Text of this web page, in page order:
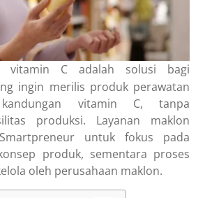
vitamin C adalah solusi bagi
ingin merilis produk perawatan
vitamin C, tanpa
produksi. Layanan maklon
untuk fokus pada
produk, sementara proses
oleh perusahaan maklon.